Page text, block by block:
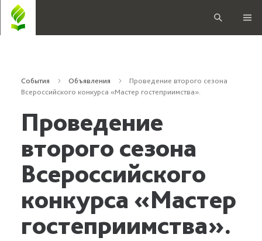
События Объявления
Проведение второго сезона
Всероссийского конкурса «Мастер гостеприимства».
Проведение
второго сезона
Всероссийского
конкурса «Мастер
гостеприимства».